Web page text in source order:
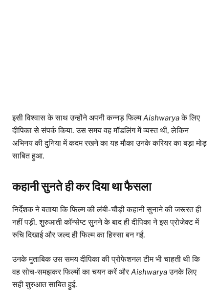
इसी विश्वास के साथ उन्होंने अपनी कन्नड़ फिल्मAishwaryaके लिए
दीपिका से संपर्क किया. उस समय वह मॉडलिंग में व्यस्त थीं, लेकिन
अभिनय की दुनिया में कदम रखने का यह मौका उनके करियर का बड़ा मोड़
साबित हुआ.
कहानी सुनते ही कर दिया था फैसला
निर्देशक ने बताया कि फिल्म की लंबी-चौड़ी कहानी सुनाने की जरूरत ही
नहीं पड़ी. शुरुआती कॉन्सेप्ट सुनने के बाद ही दीपिका ने इस प्रोजेक्ट में
रुचि दिखाई और जल्द ही फिल्म का हिस्सा बन गईं.
उनके मुताबिक उस समय दीपिका की प्रोफेशनल टीम भी चाहती थी कि
वह सोच-समझकर फिल्मों का चयन करें औरAishwaryaउनके लिए
सही शुरुआत साबित हुई.